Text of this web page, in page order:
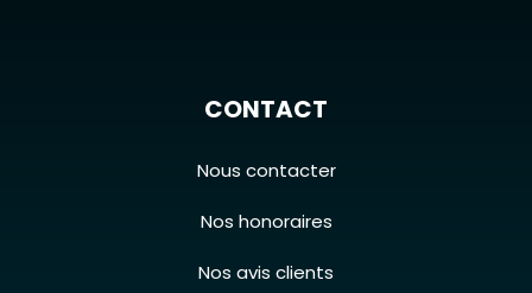
CONTACT
Nous contacter
Nos honoraires
Nos avis clients